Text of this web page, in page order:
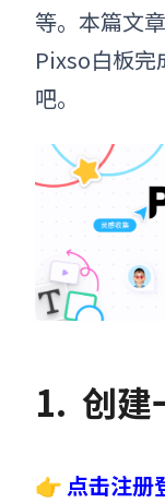
等。本篇文
Pixso白板完
吧。
1. 创建
👉 点击注册